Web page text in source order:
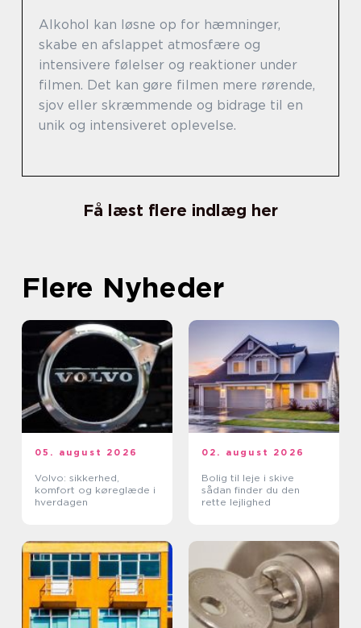
Alkohol kan løsne op for hæmninger,
skabe en afslappet atmosfære og
intensivere følelser og reaktioner under
filmen. Det kan gøre filmen mere rørende,
sjov eller skræmmende og bidrage til en
unik og intensiveret oplevelse.
Få læst flere indlæg her
Flere Nyheder
05. august 2026
Volvo: sikkerhed,
komfort og køreglæde i
hverdagen
02. august 2026
Bolig til leje i skive
sådan finder du den
rette lejlighed